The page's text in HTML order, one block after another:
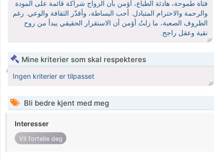
فتاة طموحة، هادئة الطباع، أؤمن بأن الزواج شراكة قائمة على المودة
والرحمة والاحترام المتبادل. أحب البساطة، وأقدّر الثقافة والوعي. رغم
الظروف الصعبة، ما زلتُ أؤمن أن الاستقرار الحقيقي يبدأ من روح
نقية وعقل راجح.
Mine kriterier som skal respekteres
Ingen kriterier er tilpasset
Bli bedre kjent med meg
Interesser
Vil fortelle deg